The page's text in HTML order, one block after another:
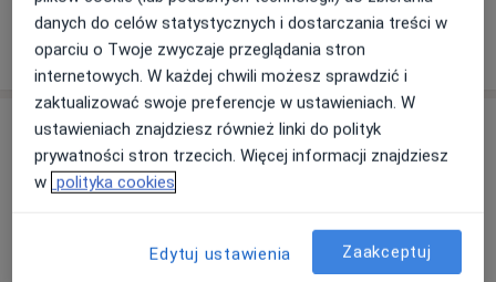
W jaki sposób ustalane są ceny?
Adresy (3)
Adres 1 Adres 2
Szpital pod Bukami
danych do celów statystycznych i dostarczania treści w
oparciu o Twoje zwyczaje przeglądania stron
internetowych. W każdej chwili możesz sprawdzić i
zaktualizować swoje preferencje w ustawieniach. W
ustawieniach znajdziesz również linki do polityk
prywatności stron trzecich. Więcej informacji znajdziesz
w polityka cookies
Edytuj ustawienia Zaakceptuj